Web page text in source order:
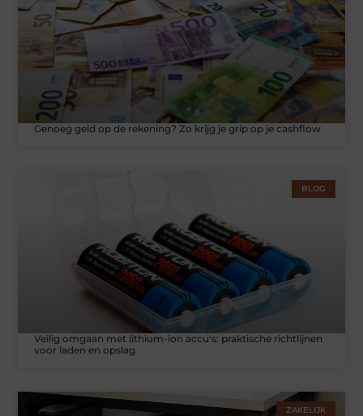
Genoeg geld op de rekening? Zo krijg je grip op je cashflow
BLOG
Veilig omgaan met lithium-ion accu's: praktische richtlijnen
voor laden en opslag
ZAKELIJK